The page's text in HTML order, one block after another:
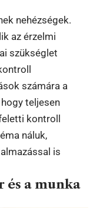
nehézségek.
az érzelmi
szükséglet
számára a
teljesen
kontroll
náluk,
is
és a munka